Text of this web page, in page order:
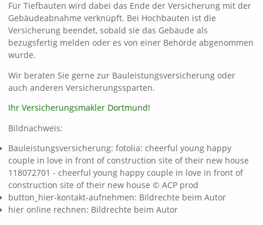
Für Tiefbauten wird dabei das Ende der Versicherung mit der
Gebäudeabnahme verknüpft. Bei Hochbauten ist die
Versicherung beendet, sobald sie das Gebäude als
bezugsfertig melden oder es von einer Behörde abgenommen
wurde.
Wir beraten Sie gerne zur Bauleistungsversicherung oder
auch anderen Versicherungssparten.
Ihr Versicherungsmakler Dortmund!
Bildnachweis:
Bauleistungsversicherung: fotolia: cheerful young happy
couple in love in front of construction site of their new house
118072701 - cheerful young happy couple in love in front of
construction site of their new house © ACP prod
button_hier-kontakt-aufnehmen: Bildrechte beim Autor
hier online rechnen: Bildrechte beim Autor